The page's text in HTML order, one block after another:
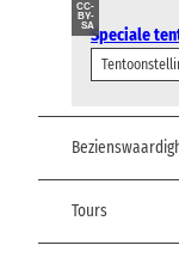
CC-
BY-
SASpeciale
Tours